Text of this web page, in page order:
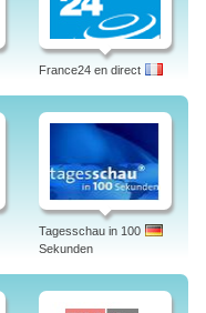
France24 en direct
Tagesschau in 100
Sekunden